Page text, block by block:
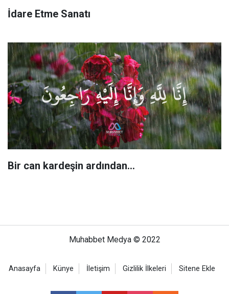
İdare Etme Sanatı
Bir can kardeşin ardından…
Muhabbet Medya © 2022
Anasayfa Künye İletişim Gizlilik İlkeleri Sitene Ekle